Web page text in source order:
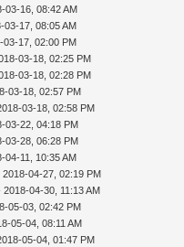
03-16, 08:42 AM
03-17, 08:05 AM
03-17, 02:00 PM
03-18, 02:25 PM
03-18, 02:28 PM
03-18, 02:57 PM
03-18, 02:58 PM
03-22, 04:18 PM
03-28, 06:28 PM
04-11, 10:35 AM
2018-04-27, 02:19 PM
2018-04-30, 11:13 AM
05-03, 02:42 PM
05-04, 08:11 AM
05-04, 01:47 PM